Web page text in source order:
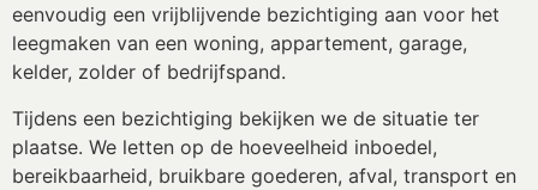
eenvoudig een vrijblijvende bezichtiging aan voor het
leegmaken van een woning, appartement, garage,
kelder, zolder of bedrijfspand.
Tijdens een bezichtiging bekijken we de situatie ter
plaatse. We letten op de hoeveelheid inboedel,
bereikbaarheid, bruikbare goederen, afval, transport en